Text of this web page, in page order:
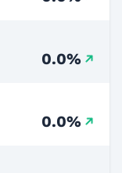
0.0%
0.0%